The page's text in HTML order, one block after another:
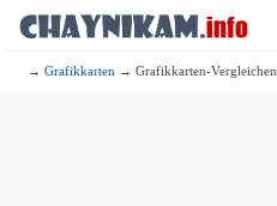
→Grafikkarten → Grafikkarten-Vergleichen